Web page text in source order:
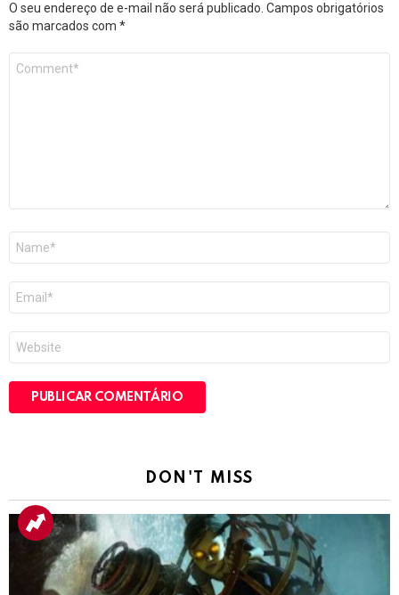
O seu endereço de e-mail não será publicado. Campos obrigatórios
são marcados com *
mail
*
DON'T MISS